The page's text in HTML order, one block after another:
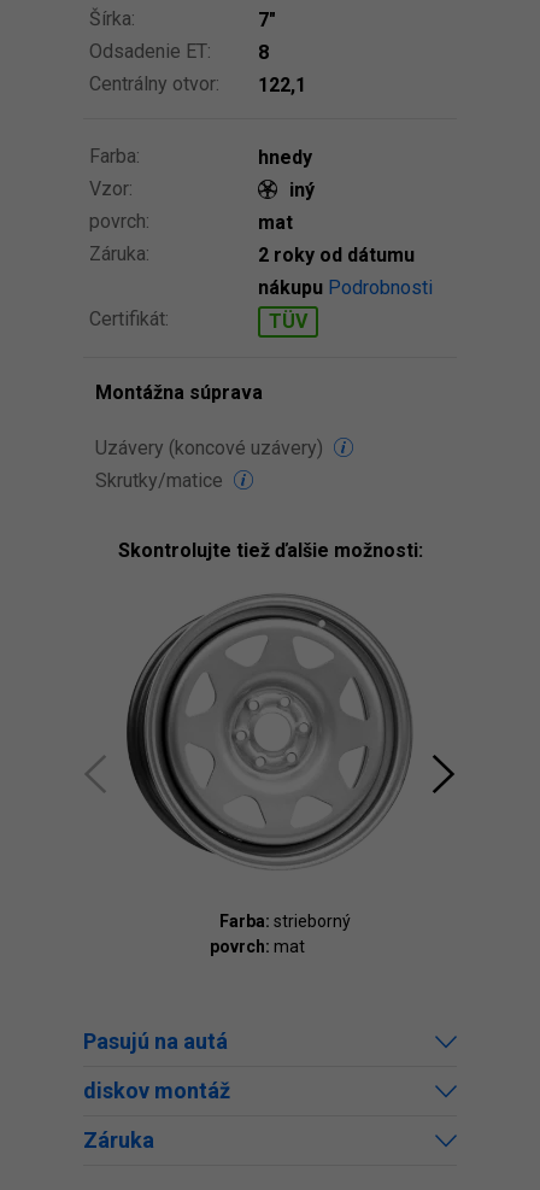
Šírka:
7″
Odsadenie ET:
8
Centrálny otvor:
122,1
Farba:
hnedy
Vzor:
iný
povrch:
mat
Záruka:
2 roky od dátumu
nákupu Podrobnosti
Certifikát:
TÜV
Montážna súprava
Uzávery (koncové uzávery)
Skrutky/matice
Skontrolujte tiež ďalšie možnosti:
Farba: strieborný
povrch: mat
Pasujú na autá
diskov montáž
Záruka